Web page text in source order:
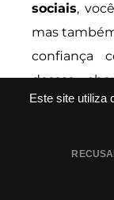
Este site utiliza
sociais,
mas
confiança
dessas
forma
elevar suas